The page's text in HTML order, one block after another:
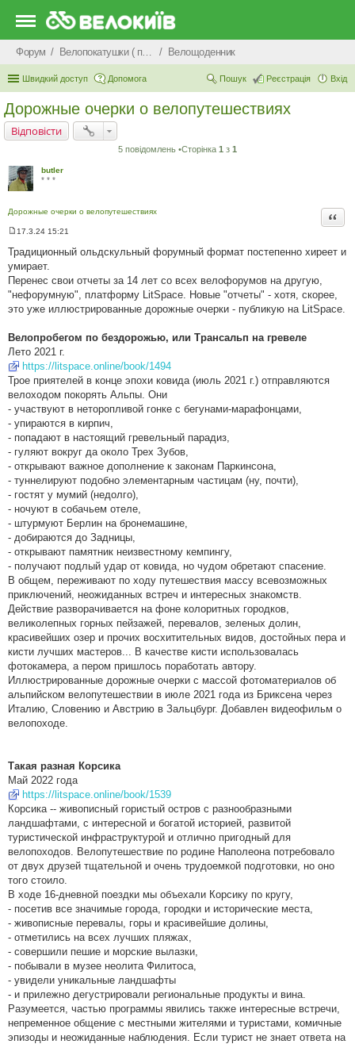
Форум Велопокатушки ( покатеньки), велопоходи, туризм. Велощоденник
Швидкий доступ Допомога Вхід
Реєстрація
Пошук
Дорожные очерки о велопутешествиях
Відповісти
5 повідомлень •Сторінка 1 з 1
butler
* * *
Дорожные очерки о велопутешествиях
в
і
о
м
е
я
17.3.24 15:21
Традиционный ольдскульный форумный формат постепенно хиреет и
умирает.
Перенес свои отчеты за 14 лет со всех велофорумов на другую,
"нефорумную", платформу LitSpace. Новые "отчеты" - хотя, скорее,
это уже иллюстрированные дорожные очерки - публикую на LitSpace.
Велопробегом по бездорожью, или Трансальп на гревеле
Лето 2021 г.
https://litspace.online/book/1494
Трое приятелей в конце эпохи ковида (июль 2021 г.) отправляются
велоходом покорять Альпы. Они
- участвуют в неторопливой гонке с бегунами-марафонцами,
- упираются в кирпич,
- попадают в настоящий гревельный парадиз,
- гуляют вокруг да около Трех Зубов,
- открывают важное дополнение к законам Паркинсона,
- туннелируют подобно элементарным частицам (ну, почти),
- гостят у мумий (недолго),
- ночуют в собачьем отеле,
- штурмуют Берлин на бронемашине,
- добираются до Задницы,
- открывают памятник неизвестному кемпингу,
- получают подлый удар от ковида, но чудом обретают спасение.
В общем, переживают по ходу путешествия массу всевозможных
приключений, неожиданных встреч и интересных знакомств.
Действие разворачивается на фоне колоритных городков,
великолепных горных пейзажей, перевалов, зеленых долин,
красивейших озер и прочих восхитительных видов, достойных пера и
кисти лучших мастеров... В качестве кисти использовалась
фотокамера, а пером пришлось поработать автору.
Иллюстрированные дорожные очерки с массой фотоматериалов об
альпийском велопутешествии в июле 2021 года из Бриксена через
Италию, Словению и Австрию в Зальцбург. Добавлен видеофильм о
велопоходе.
Такая разная Корсика
Май 2022 года
https://litspace.online/book/1539
Корсика -- живописный гористый остров с разнообразными
ландшафтами, с интересной и богатой историей, развитой
туристической инфраструктурой и отлично пригодный для
велопоходов. Велопутешествие по родине Наполеона потребовало
от двух друзей тщательной и очень трудоемкой подготовки, но оно
того стоило.
В ходе 16-дневной поездки мы объехали Корсику по кругу,
- посетив все значимые города, городки и исторические места,
- живописные перевалы, горы и красивейшие долины,
- отметились на всех лучших пляжах,
- совершили пешие и морские вылазки,
- побывали в музее неолита Филитоса,
- увидели уникальные ландшафты
- и прилежно дегустрировали региональные продукты и вина.
Разумеется, частью программы явились также интересные встречи,
непременное общение с местными жителями и туристами, комичные
эпизоды и неожиданные наблюдения. Если турист не знает ответа на